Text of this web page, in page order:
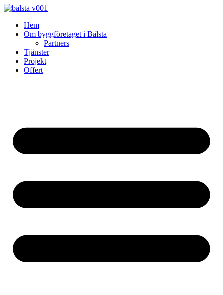
Skip
contentHem
Om byggföretaget i Bålsta
Partners
Tjänster
Projekt
Offert